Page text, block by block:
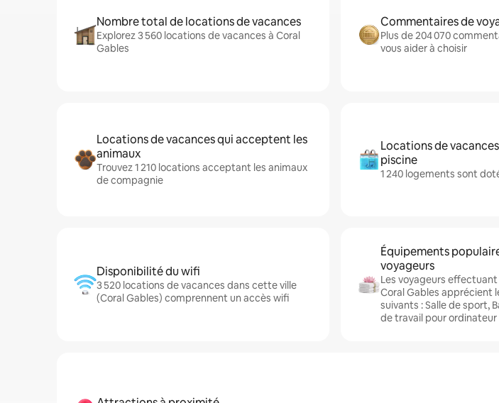
Nombre total de locations de vacances
Explorez 3 560 locations de vacances à Coral
Gables
Commentaires de
Plus de 204 070
vous aider à choisir
Locations de vacances qui acceptent les
animaux
Trouvez 1 210 locations acceptant les animaux
de compagnie
Locations de
piscine
1 240 logements sont
Disponibilité du wifi
3 520 locations de vacances dans cette ville
(Coral Gables) comprennent un accès wifi
Équipements
voyageurs
Les voyageurs
Coral Gables apprécient
suivants : Salle de sport,
de travail pour ordinateur